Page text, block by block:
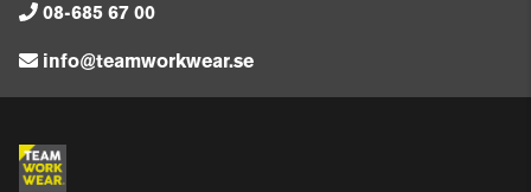
08-685 67 00
info@teamworkwear.se